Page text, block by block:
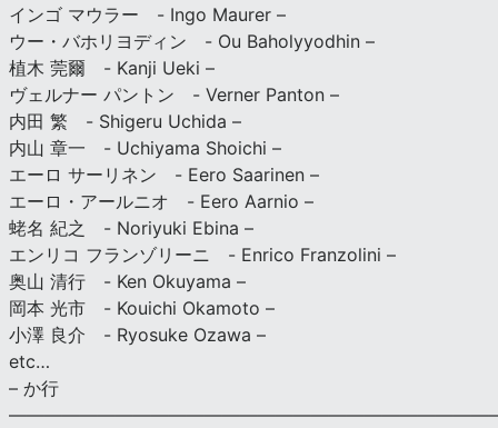
インゴ マウラー - Ingo Maurer –
ウー・バホリヨディン - Ou Baholyyodhin –
植木 莞爾 - Kanji Ueki –
ヴェルナー パントン - Verner Panton –
内田 繁 - Shigeru Uchida –
内山 章一 - Uchiyama Shoichi –
エーロ サーリネン - Eero Saarinen –
エーロ・アールニオ - Eero Aarnio –
蛯名 紀之 - Noriyuki Ebina –
エンリコ フランゾリーニ - Enrico Franzolini –
奥山 清行 - Ken Okuyama –
岡本 光市 - Kouichi Okamoto –
小澤 良介 - Ryosuke Ozawa –
etc…
– か行